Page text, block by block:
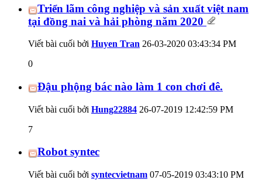
Triển lãm công nghiệp và sản xuất việt nam
tại đồng nai và hải phòng năm 2020
Viết bài cuối bởi Huyen Tran 26-03-2020 03:43:34 PM
0
Đậu phộng bác nào làm 1 con chơi đê.
Viết bài cuối bởi Hung22884 26-07-2019 12:42:59 PM
7
Robot syntec
Viết bài cuối bởi syntecvietnam 07-05-2019 03:43:10 PM